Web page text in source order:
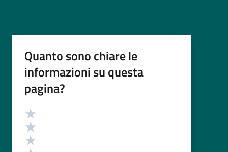
Quanto sono chiare le
informazioni su questa
pagina?
Valutazione